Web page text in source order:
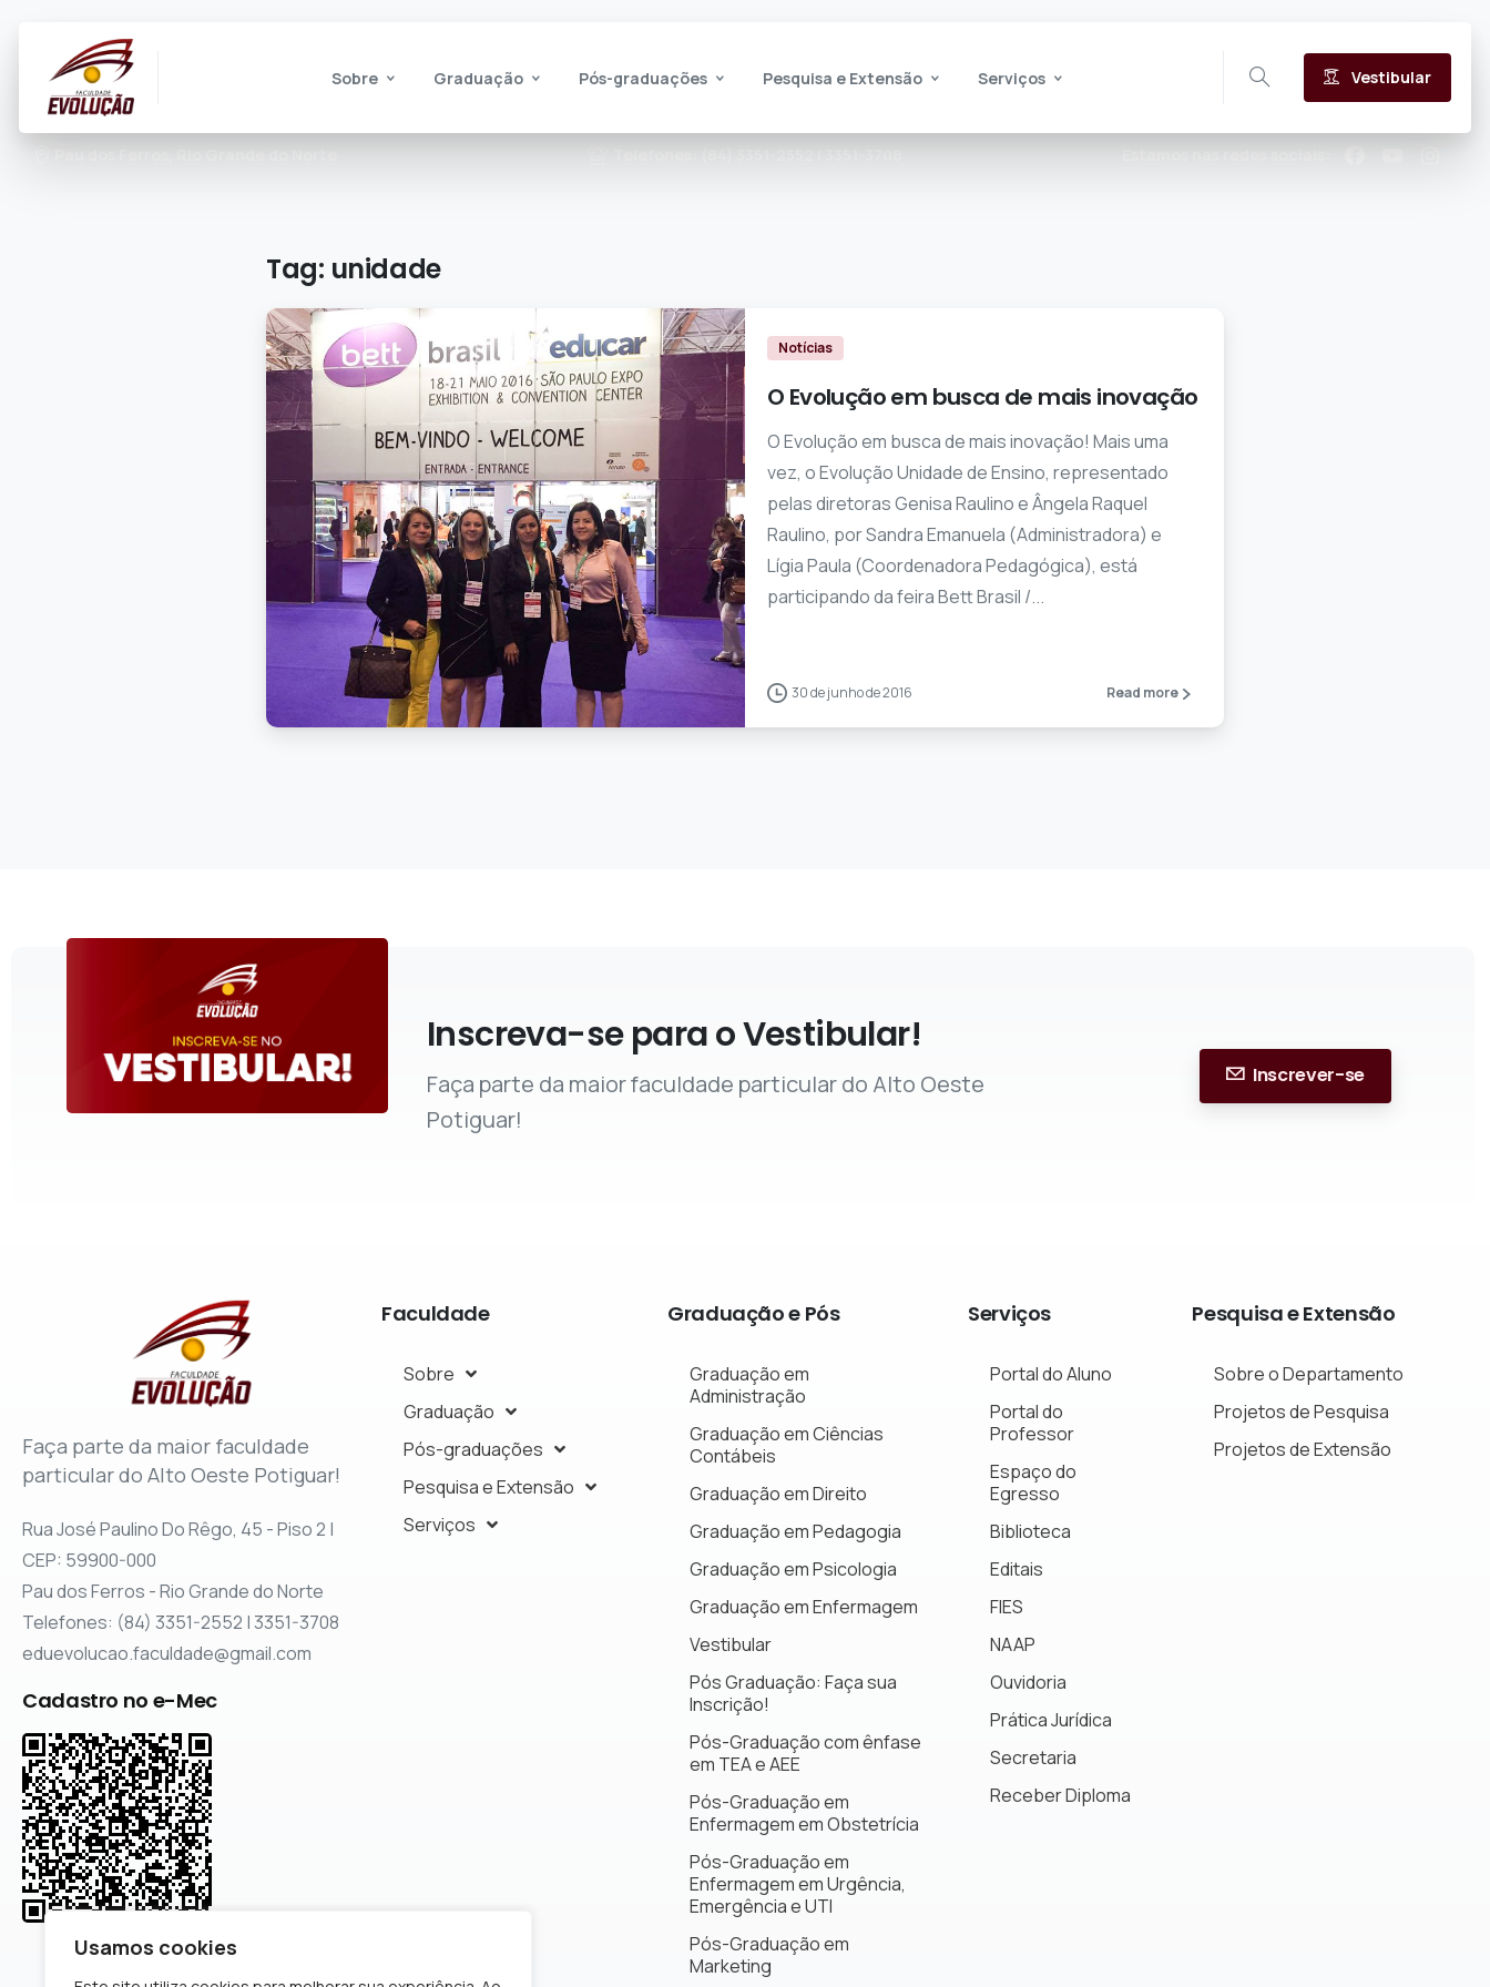
Usamos cookies
Sobre Graduação Pós-graduações Pesquisa e Extensão Serviços Vestibular
Tag: unidade
0
Notícias
O Evolução em busca de mais inovação
O Evolução em busca de mais inovação! Mais uma
vez, o Evolução Unidade de Ensino, representado
pelas diretoras Genisa Raulino e Ângela Raquel
Raulino, por Sandra Emanuela (Administradora) e
Lígia Paula (Coordenadora Pedagógica), está
participando da feira Bett Brasil /...
30 de junho de 2016 Read more
Inscreva-se para o Vestibular!
Faça parte da maior faculdade particular do Alto Oeste
Potiguar!
Inscrever-se
Faça parte da maior faculdade
particular do Alto Oeste Potiguar!
Rua José Paulino Do Rêgo, 45 - Piso 2 |
CEP: 59900-000
Pau dos Ferros - Rio Grande do Norte
Telefones: (84) 3351-2552 | 3351-3708
eduevolucao.faculdade@gmail.com
Cadastro no e-Mec
Faculdade
Sobre
Graduação
Pós-graduações
Pesquisa e Extensão
Serviços
Graduaçãoe Pós
Graduação em
Administração
Graduação em Ciências
Contábeis
Graduação em Direito
Graduação em Pedagogia
Graduação em Psicologia
Graduação em Enfermagem
Vestibular
Pós Graduação: Faça sua
Inscrição!
Pós-Graduação com ênfase
em TEA e AEE
Pós-Graduação em
Enfermagem em Obstetrícia
Pós-Graduação em
Enfermagem em Urgência,
Emergência e UTI
Pós-Graduação em
Marketing
Serviços
Portal do Aluno
Portal do
Professor
Espaço do
Egresso
Biblioteca
Editais
FIES
NAAP
Ouvidoria
Prática Jurídica
Secretaria
Receber Diploma
PesquisaeExtensão
Sobre o Departamento
Projetos de Pesquisa
Projetos de Extensão